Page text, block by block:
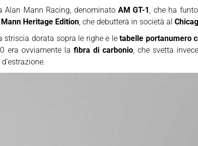
Alan Mann Racing, denominatoAM GT-1, che ha
Heritage Edition, che debutterà in società al
striscia dorata sopra le righe e letabelle portanumero
era ovviamente la fibra di carbonio, che svetta